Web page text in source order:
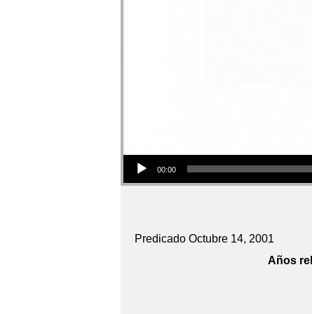
Audio Player
00:00
Predicado Octubre 14, 2001
Años